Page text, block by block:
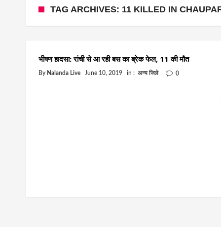
TAG ARCHIVES: 11 KILLED IN
भीषण हादसा: रांची से आ रही बस का ब्रेक फेल, 11 की मौत
By Nalanda Live June 10, 2019 in : अन्य जिले 0